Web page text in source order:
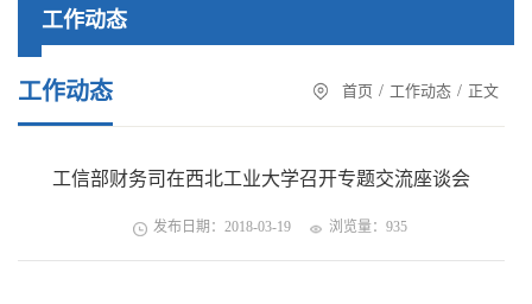
工作动态
工作动态 首页 / 工作动态 / 正文
工信部财务司在西北工业大学召开专题交流座谈会
发布日期：2018-03-19 浏览量： 935